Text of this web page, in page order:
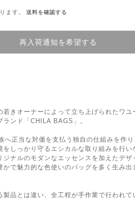
ます。 送料を確認する
再入荷通知を希望する
若きオーナーによって立ち上げられたワユ
ランド「CHILA BAGS」。
へ正当な対価を支払う独自の仕組みを作
をしっかり守るエシカルな取り組みを行い
ジナルのモダンなエッセンスを加えたデザ
かで魅力的な色使いのバッグを多く生み出
製品とは違い、全工程が手作業で行われて